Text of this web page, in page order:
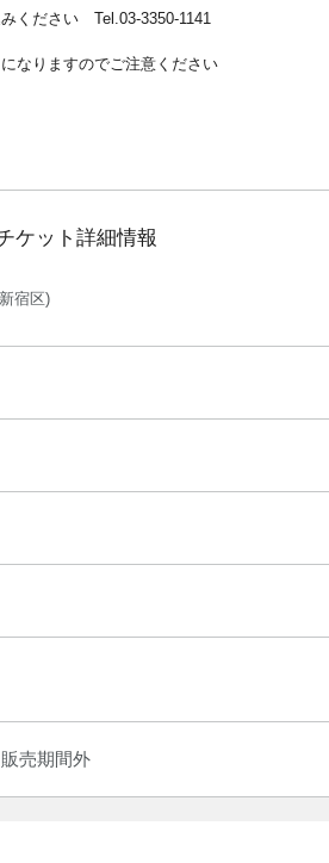
ください Tel.03-3350-1141
なりますのでご注意ください
ケット詳細情報
宿区)
販売期間外